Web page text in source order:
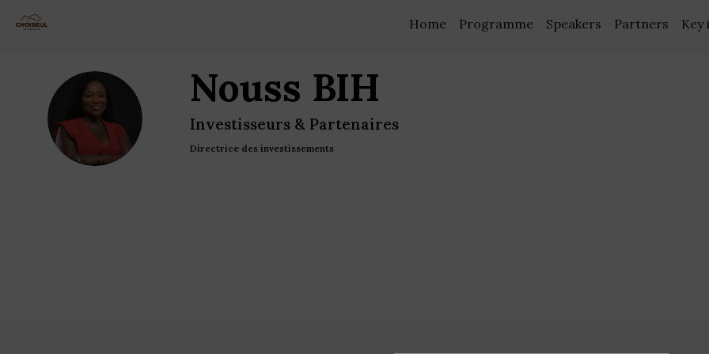
Home Programme Speakers Partners
NB
Nouss BIH
Investisseurs & Partenaires
Directrice des investissements